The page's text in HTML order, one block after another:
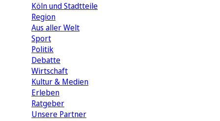
Köln und Stadtteile
Region
Aus aller Welt
Sport
Politik
Debatte
Wirtschaft
Kultur & Medien
Erleben
Ratgeber
Unsere Partner